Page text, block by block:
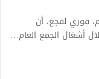
فوزي لقجع، أن
أشغال الجمع العام…